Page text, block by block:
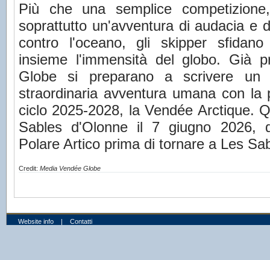
Più che una semplice
soprattutto un'avventura di audacia e
contro l'oceano, gli skipper
insieme l'immensità del globo. Già
Globe si preparano a scrivere un
straordinaria avventura umana con
ciclo 2025-2028, la Vendée Arctique.
Sables d'Olonne il 7 giugno 2026,
Polare Artico prima di tornare a Les
Credit: Media Vendée Globe
Website info | Contatti